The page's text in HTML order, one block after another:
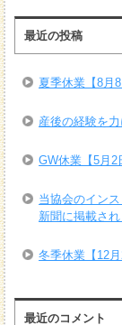
最近の投稿
夏季休業【8月
産後の経験を
GW休業【5月2
当協会のイン
新聞に掲載さ
冬季休業【12
最近のコメント